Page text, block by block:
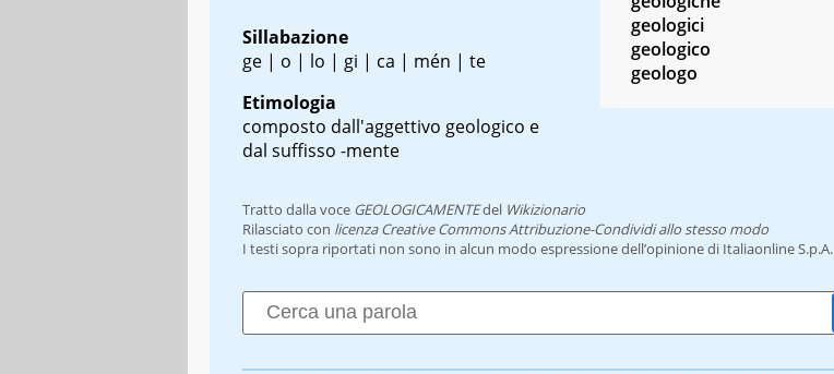
Sillabazione
ge | o | lo | gi | ca | mén | te
Etimologia
composto dall'aggettivo geologico e
dal suffisso -mente
geologici
geologico
geologo
Tratto dalla voce GEOLOGICAMENTEdel Wikizionario
Rilasciato con licenza Creative Commons Attribuzione-Condividi allo stesso modo
I testi sopra riportati non sono in alcun modo espressione dell’opinione di Italiaonline S.p.A.